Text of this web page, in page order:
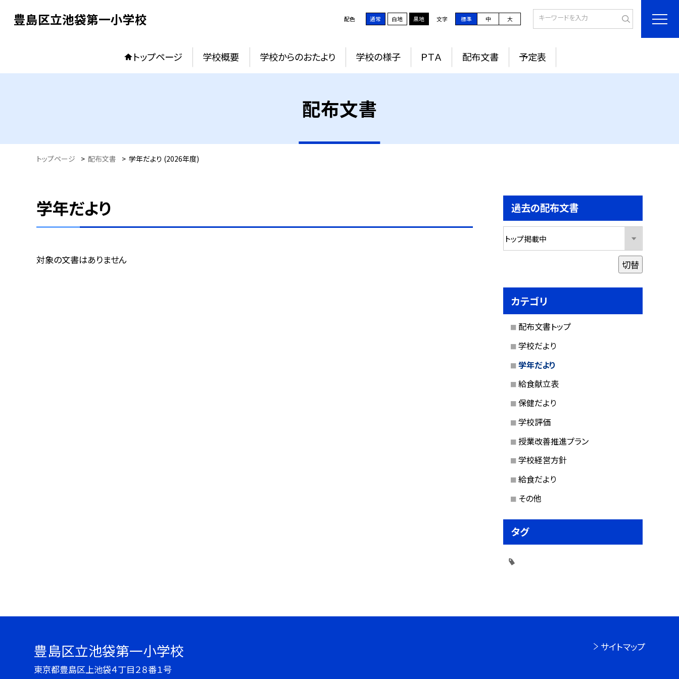
豊島区立池袋第一小学校 配色 通常 白地 黒地 文字 標準 中 大
トップページ 学校概要 学校からのおたより 学校の様子 ＰＴＡ 配布文書 予定表
配布文書
トップページ > 配布文書 > 学年だより (2026年度)
学年だより
対象の文書はありません
過去の配布文書
切替
カテゴリ
配布文書トップ
学校だより
学年だより
給食献立表
保健だより
学校評価
授業改善推進プラン
学校経営方針
給食だより
その他
タグ
豊島区立池袋第一小学校
東京都豊島区上池袋４丁目２８番１号
サイトマップ